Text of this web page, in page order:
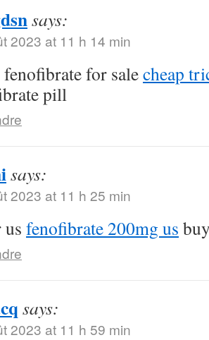
says:
2023 at 11 h 14 min
for salecheap
pill
says:
2023 at 11 h 25 min
fenofibrate 200mg us
says:
2023 at 11 h 59 min